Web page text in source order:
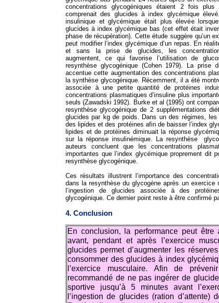
concentrations glycogéniques étaient 2 fois
comprenait des glucides à index glycémique
insulinique et glycémique était plus élevée
glucides à index glycémique bas (cet effet était
phase de récupération). Cette étude suggère qu’un
peut modifier l’index glycémique d’un repas. En
et sans la prise de glucides, les
augmentent, ce qui favorise l’utilisation de
resynthèse glycogénique (Cohen 1979). La prise
accentue cette augmentation des concentrations
la synthèse glycogénique. Récemment, il a été
associée à une petite quantité de protéines
concentrations plasmatiques d’insuline plus
seuls (Zawadski 1992). Burke et al (1995) ont
resynthèse glycogénique de 2 supplémentations
glucides par kg de poids. Dans un des régimes,
des lipides et des protéines afin de baisser l’index
lipides et de protéines diminuait la réponse
sur la réponse insulinémique. La resynthèse
auteurs concluent que les concentrations
importantes que l’index glycémique proprement dit
resynthèse glycogénique.
Ces résultats illustrent l’importance des
dans la resynthèse du glycogène après un exercice
l’ingestion de glucides associée à des
glycogénique. Ce dernier point reste à être confirmé
4. Conclusion
En conclusion, la performance peut être
avant, pendant et après l’exercice
glucides permet d’augmenter les
consommer des glucides à index
l’exercice musculaire. Afin de
recommandé de ne pas ingérer de
sportive jusqu’à 5 minutes avant
l’ingestion de glucides (ration